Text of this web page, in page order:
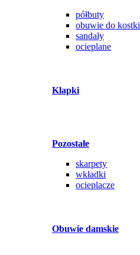
półbuty
obuwie do kostki
sandały
ocieplane
Klapki
Pozostałe
skarpety
wkładki
ocieplacze
Obuwie damskie